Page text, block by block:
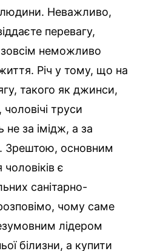
людини. Неважливо,
перевагу,
зовсім неможливо
Річ у тому, що на
такого як джинси,
труси
не за імідж, а за
Зрештою, основним
є
санітарно-
чому саме
лідером
білизни, а купити